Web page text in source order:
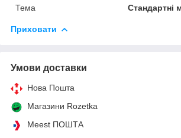
Тема
Стандартні
Приховати
Умови доставки
Нова Пошта
Магазини Rozetka
Meest ПОШТА